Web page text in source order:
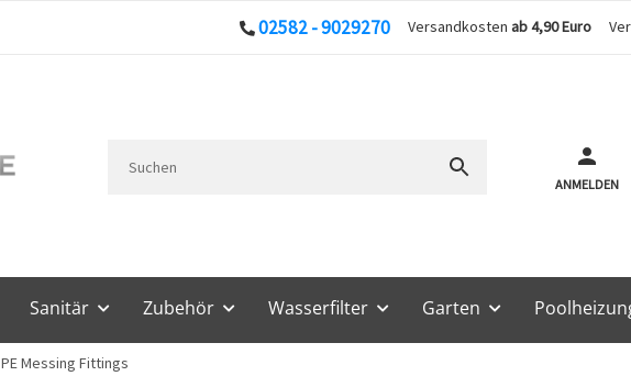
02582 - 9029270 Versandkosten ab 4,90 Euro
ANMELDEN
Sanitär Zubehör Wasserfilter Garten
PE Messing Fittings